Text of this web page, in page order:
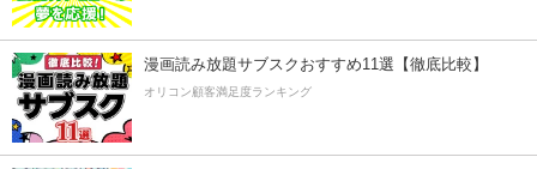
漫画読み放題サブスクおすすめ11選【徹底比較】
オリコン顧客満足度ランキング